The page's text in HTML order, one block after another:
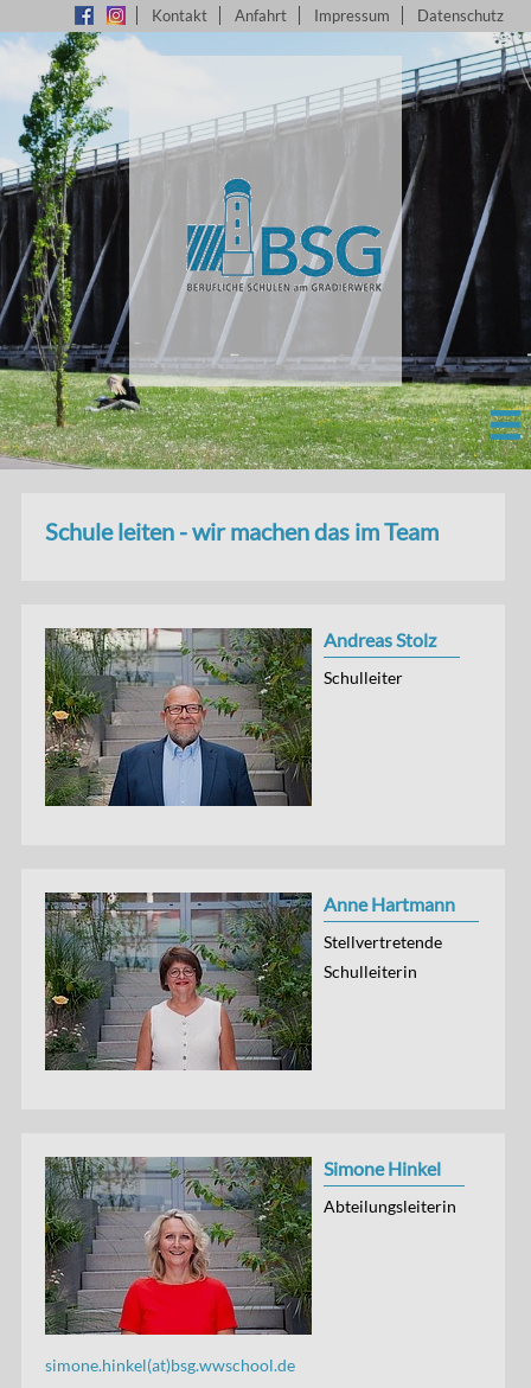
Kontakt Anfahrt Impressum Datenschutz
Schule leiten - wir machen das im Team
Andreas Stolz
Schulleiter
Anne Hartmann
Stellvertretende
Schulleiterin
Simone Hinkel
Abteilungsleiterin
simone.hinkel(at)bsg.wwschool.de